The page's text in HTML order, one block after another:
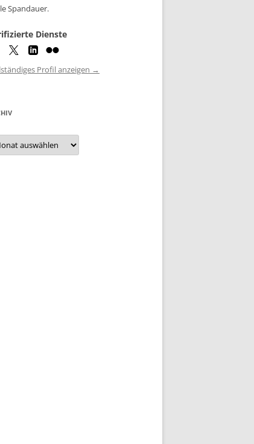
Spandauer.
Dienste
Profil anzeigen →